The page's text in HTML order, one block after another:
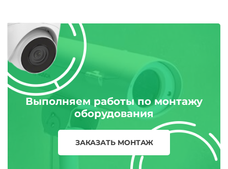
Выполняем работы по монтажу
оборудования
ЗАКАЗАТЬ МОНТАЖ